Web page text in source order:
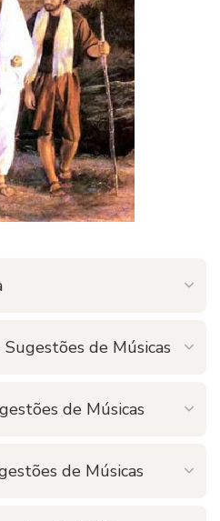
de Músicas
de Músicas
de Músicas